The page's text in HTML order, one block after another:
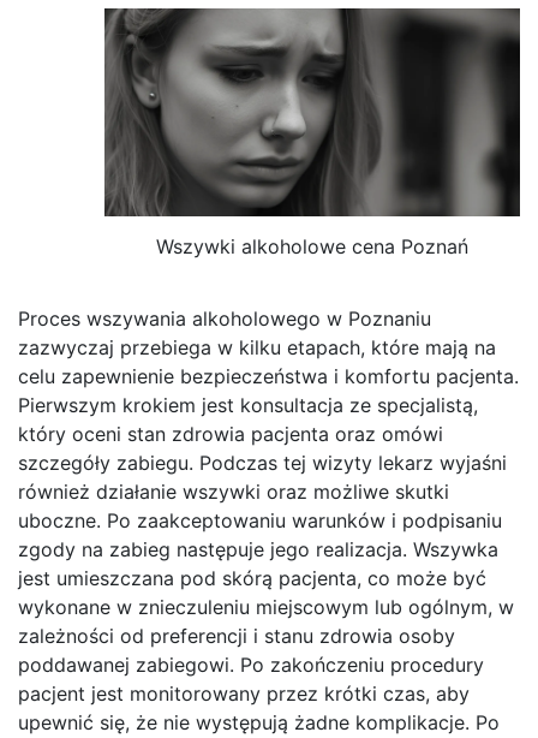
Wszywki alkoholowe cena Poznań
Proces wszywania alkoholowego w Poznaniu
zazwyczaj przebiega w kilku etapach, które mają na
celu zapewnienie bezpieczeństwa i komfortu pacjenta.
Pierwszym krokiem jest konsultacja ze specjalistą,
który oceni stan zdrowia pacjenta oraz omówi
szczegóły zabiegu. Podczas tej wizyty lekarz wyjaśni
również działanie wszywki oraz możliwe skutki
uboczne. Po zaakceptowaniu warunków i podpisaniu
zgody na zabieg następuje jego realizacja. Wszywka
jest umieszczana pod skórą pacjenta, co może być
wykonane w znieczuleniu miejscowym lub ogólnym, w
zależności od preferencji i stanu zdrowia osoby
poddawanej zabiegowi. Po zakończeniu procedury
pacjent jest monitorowany przez krótki czas, aby
upewnić się, że nie występują żadne komplikacje. Po